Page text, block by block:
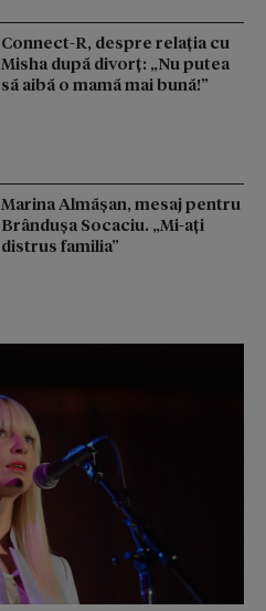
Connect-R, despre relația cu
Misha după divorț: „Nu putea
să aibă o mamă mai bună!”
Marina Almășan, mesaj pentru
Brândușa Socaciu. „Mi-ați
distrus familia”